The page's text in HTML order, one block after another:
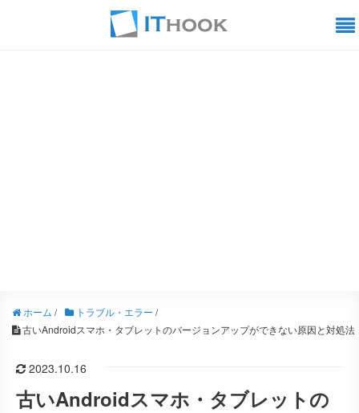
ホーム / トラブル・エラー /
古いAndroidスマホ・タブレットのバージョンアップができない原因と対処法
2023.10.16
古いAndroidスマホ・タブレットの